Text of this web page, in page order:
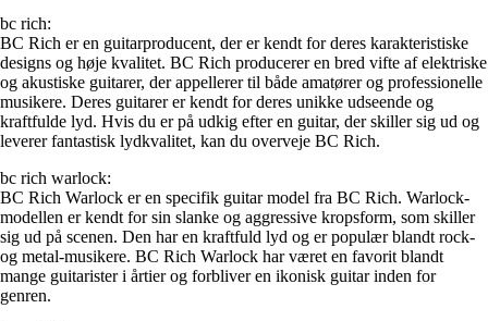
bc rich:
BC Rich er en guitarproducent, der er kendt for deres karakteristiske
designs og høje kvalitet. BC Rich producerer en bred vifte af elektriske
og akustiske guitarer, der appellerer til både amatører og professionelle
musikere. Deres guitarer er kendt for deres unikke udseende og
kraftfulde lyd. Hvis du er på udkig efter en guitar, der skiller sig ud og
leverer fantastisk lydkvalitet, kan du overveje BC Rich.
bc rich warlock:
BC Rich Warlock er en specifik guitar model fra BC Rich. Warlock-
modellen er kendt for sin slanke og aggressive kropsform, som skiller
sig ud på scenen. Den har en kraftfuld lyd og er populær blandt rock-
og metal-musikere. BC Rich Warlock har været en favorit blandt
mange guitarister i årtier og forbliver en ikonisk guitar inden for
genren.